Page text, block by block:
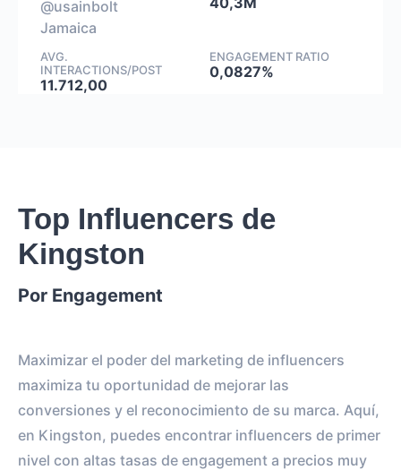
@usainbolt
Jamaica
AVG.
INTERACTIONS/POST
11.712,00
ENGAGEMENT RATIO
0,0827%
Top Influencers de
Kingston
Por Engagement
Maximizar el poder del marketing de influencers
maximiza tu oportunidad de mejorar las
conversiones y el reconocimiento de su marca. Aquí,
en Kingston, puedes encontrar influencers de primer
nivel con altas tasas de engagement a precios muy